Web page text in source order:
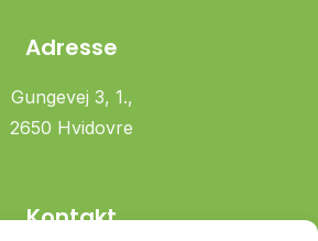
Adresse
Gungevej 3, 1.,
2650 Hvidovre
Kontakt